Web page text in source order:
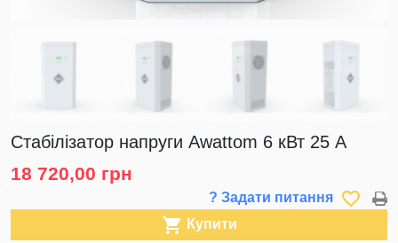
Стабілізатор напруги Awattom 6 кВт 25 А
18 720,00 грн
? Задати питання favorite_border
 Купити